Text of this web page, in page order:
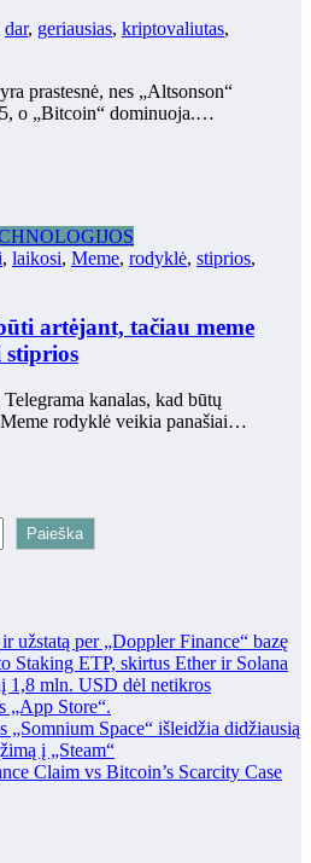
dar, geriausias, kriptovaliutas,
prastesnė, nes „Altsonson“
o „Bitcoin“ dominuoja.…
, laikosi, Meme, rodyklė, stiprios,
artėjant, tačiau meme
stiprios
kanalas, kad būtų
rodyklė veikia panašiai…
Paieška
užstatą per „Doppler Finance“ bazę
Staking ETP, skirtus Ether ir Solana
1,8 mln. USD dėl netikros
„App Store“.
„Somnium Space“ išleidžia didžiausią
į „Steam“
Claim vs Bitcoin’s Scarcity Case